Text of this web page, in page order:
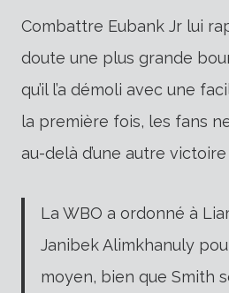
Combattre Eubank Jr lui
doute une plus grande
qu’il l’a démoli avec une
la première fois, les fans
au-delà d’une autre
La WBO a ordonné à
Janibek Alimkhanuly
moyen, bien que Smith